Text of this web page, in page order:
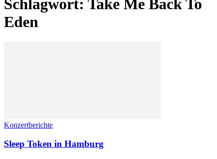
Schlagwort: Take Me Back To
Eden
Konzertberichte
Sleep Token in Hamburg